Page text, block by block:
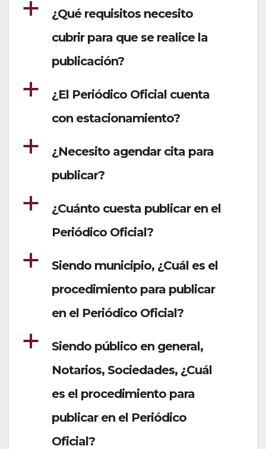
a
¿Qué requisitos necesito
cubrir para que se realice la
publicación?
a
¿El Periódico Oficial cuenta
con estacionamiento?
a
¿Necesito agendar cita para
publicar?
a
¿Cuánto cuesta publicar en el
Periódico Oficial?
a
Siendo municipio, ¿Cuál es el
procedimiento para publicar
en el Periódico Oficial?
a
Siendo público en general,
Notarios, Sociedades, ¿Cuál
es el procedimiento para
publicar en el Periódico
Oficial?